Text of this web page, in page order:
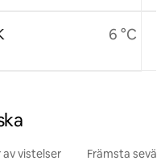
6 °C
vistelser Främsta